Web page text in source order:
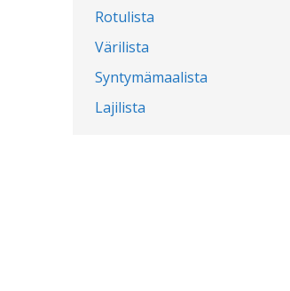
Rotulista
Värilista
Syntymämaalista
Lajilista